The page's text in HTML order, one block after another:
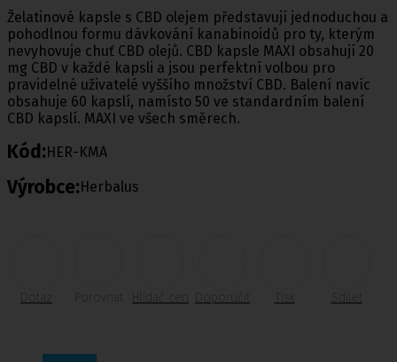
Želatinové kapsle s CBD olejem představují jednoduchou a
pohodlnou formu dávkování kanabinoidů pro ty, kterým
nevyhovuje chuť CBD olejů. CBD kapsle MAXI obsahují 20
mg CBD v každé kapsli a jsou perfektní volbou pro
pravidelné uživatelé vyššího množství CBD. Balení navíc
obsahuje 60 kapslí, namísto 50 ve standardním balení
CBD kapslí. MAXI ve všech směrech.
Kód:HER-KMA
Výrobce:Herbalus
Dotaz Porovnat Doporučit Tisk Sdílet